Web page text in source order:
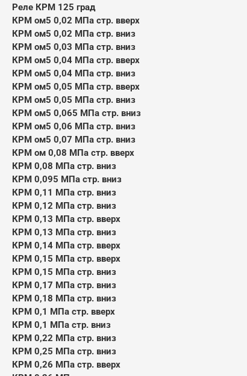
Реле КРМ 125 град
КРМ ом5 0,02 МПа стр. вверх
КРМ ом5 0,02 МПа стр. вниз
КРМ ом5 0,03 МПа стр. вниз
КРМ ом5 0,04 МПа стр. вверх
КРМ ом5 0,04 МПа стр. вниз
КРМ ом5 0,05 МПа стр. вверх
КРМ ом5 0,05 МПа стр. вниз
КРМ ом5 0,065 МПа стр. вниз
КРМ ом5 0,06 МПа стр. вниз
КРМ ом5 0,07 МПа стр. вниз
КРМ ом 0,08 МПа стр. вверх
КРМ 0,08 МПа стр. вниз
КРМ 0,095 МПа стр. вниз
КРМ 0,11 МПа стр. вниз
КРМ 0,12 МПа стр. вниз
КРМ 0,13 МПа стр. вверх
КРМ 0,13 МПа стр. вниз
КРМ 0,14 МПа стр. вверх
КРМ 0,15 МПа стр. вверх
КРМ 0,15 МПа стр. вниз
КРМ 0,17 МПа стр. вниз
КРМ 0,18 МПа стр. вниз
КРМ 0,1 МПа стр. вверх
КРМ 0,1 МПа стр. вниз
КРМ 0,22 МПа стр. вниз
КРМ 0,25 МПа стр. вниз
КРМ 0,26 МПа стр. вверх